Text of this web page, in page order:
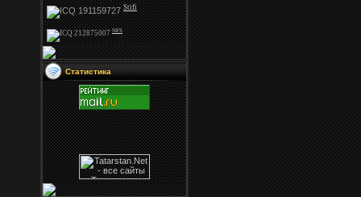
Stifi
NFS
Статистика